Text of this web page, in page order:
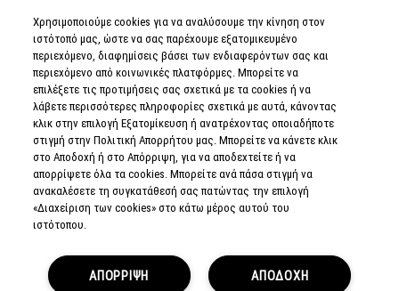
ΣΥΝΔΕΘΕΙΤΕ
ΠΟΛΙΤΙΚΗ
ΑΠΟΡΡΗΤΟΥ
ΟΡΟΙ &
ΠΡΟΥΠΟΘΕΣΕΙΣ
ΟΡΟΙ
ΠΩΛΗΣΗΣ
ΠΟΛΙΤΙΚΗ
ΕΝΗΜΕΡΩΘΕΙΤΕ
ΓΙΑ ΤΑ ΠΛΑΣΤΑ
ΠΡΟΪΟΝΤΑ
Χρησιμοποιούμε cookies για να αναλύσουμε την κίνηση στον
ιστότοπό μας, ώστε να σας παρέχουμε εξατομικευμένο
περιεχόμενο, διαφημίσεις βάσει των ενδιαφερόντων σας και
περιεχόμενο από κοινωνικές πλατφόρμες. Μπορείτε να
επιλέξετε τις προτιμήσεις σας σχετικά με τα cookies ή να
λάβετε περισσότερες πληροφορίες σχετικά με αυτά, κάνοντας
κλικ στην επιλογή Εξατομίκευση ή ανατρέχοντας οποιαδήποτε
στιγμή στην Πολιτική Απορρήτου μας. Μπορείτε να κάνετε κλικ
στο Αποδοχή ή στο Απόρριψη, για να αποδεχτείτε ή να
απορρίψετε όλα τα cookies. Μπορείτε ανά πάσα στιγμή να
ανακαλέσετε τη συγκατάθεσή σας πατώντας την επιλογή
«Διαχείριση των cookies» στο κάτω μέρος αυτού του
ιστότοπου.
ΑΠΟΔΟΧΗ
ΑΠΟΡΡΙΨΗ